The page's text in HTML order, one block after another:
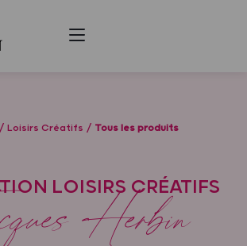
Loisirs Créatifs Tous les produits
LOISIRS CRÉATIFS
Herbin